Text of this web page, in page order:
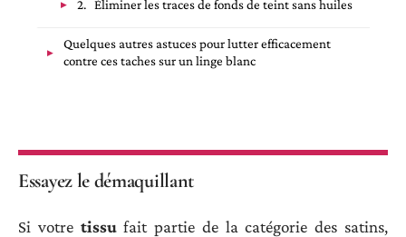
2. Éliminer les traces de fonds de teint sans huiles
Quelques autres astuces pour lutter efficacement
contre ces taches sur un linge blanc
Essayez le démaquillant
Si votre tissufait partie de la catégorie des satins,